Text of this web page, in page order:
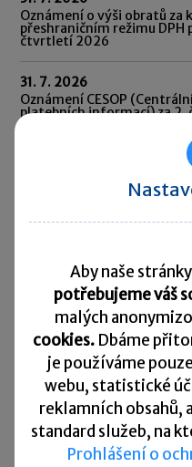
Oznámení o výši obratů
přeshraničním režimu DPH
čtvrtletí 2026
31. 7. 2026
Oznámení CESOP
platebních informací) za
Odvod daně vybírané
10. 8. 2026
Přehled všech termínů ►
Kurzovní lístek
Načítám
hodnoty
Aby naše
potřebujeme váš
malých
cookies. Dbáme
je používáme
webu, statistické
reklamních obsahů,
standard služeb, na
Prohlášení o